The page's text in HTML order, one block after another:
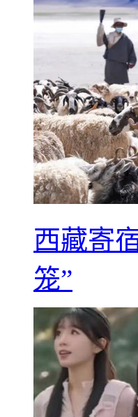
西藏寄
笼”